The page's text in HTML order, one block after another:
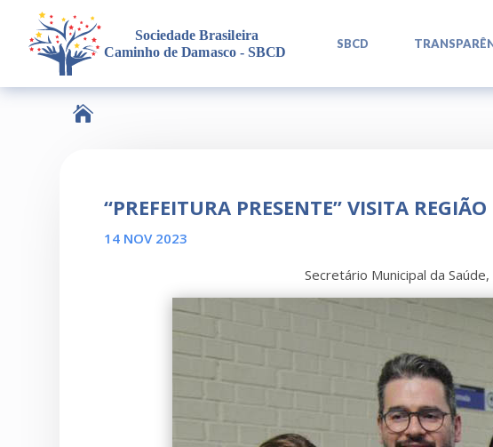
SBCD

“PREFEITURA PRESENTE” VISITA
14 NOV 2023
Secretário Municipal da